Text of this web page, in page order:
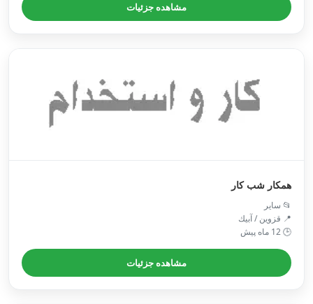
مشاهده جزئیات
همکار شب کار
📂 سایر
📍 قزوین / آبيك
🕒 12 ماه پیش
مشاهده جزئیات